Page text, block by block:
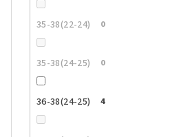
35-38(22-24) 0
35-38(24-25) 0
36-38(24-25) 4